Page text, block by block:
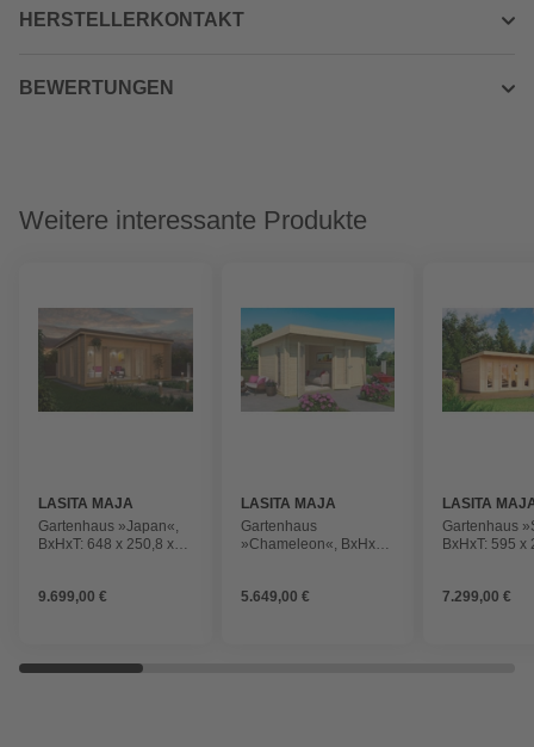
HERSTELLERKONTAKT
BEWERTUNGEN
Weitere interessante Produkte
LASITA MAJA
Gartenhaus »Japan«,
BxHxT: 648 x 250,8 x
naturbelassen
9.699,00 €
LASITA MAJA
Gartenhaus
»Chameleon«, BxHxT:
Dachüberstand),
5.649,00 €
LASITA
Gartenhaus
BxHxT: 595 x
7.299,00 €